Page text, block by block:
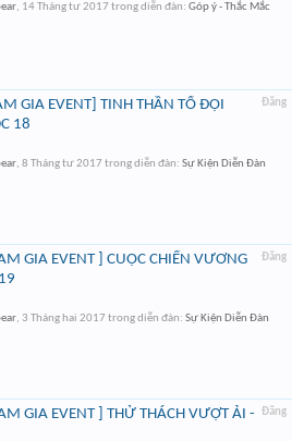
, 14 Tháng tư 2017 trong diễn đàn: Góp ý - Thắc Mắc
Đăng
GIA EVENT] TINH THẦN TỔ ĐỘI
18
, 8 Tháng tư 2017 trong diễn đàn: Sự Kiện Diễn Đàn
Đăng
GIA EVENT ] CUỘC CHIẾN VƯƠNG
, 3 Tháng hai 2017 trong diễn đàn: Sự Kiện Diễn Đàn
Đăng
GIA EVENT ] THỬ THÁCH VƯỢT ẢI -